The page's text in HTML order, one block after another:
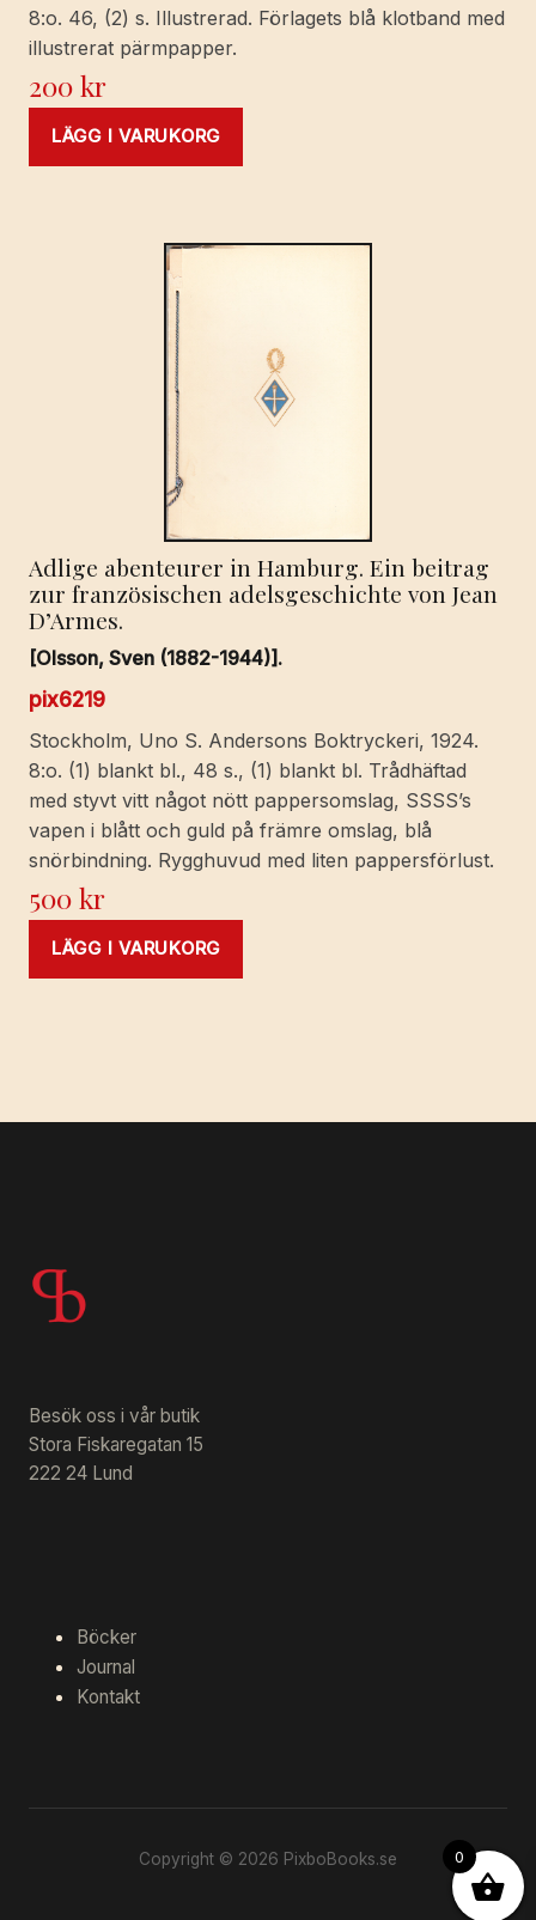
8:o. 46, (2) s. Illustrerad. Förlagets blå klotband med
illustrerat pärmpapper.
200kr
LÄGG I VARUKORG
Adlige abenteurer in Hamburg. Ein beitrag
zur französischen adelsgeschichte von Jean
D’Armes.
[Olsson, Sven (1882-1944)].
pix6219
Stockholm, Uno S. Andersons Boktryckeri, 1924.
8:o. (1) blankt bl., 48 s., (1) blankt bl. Trådhäftad
med styvt vitt något nött pappersomslag, SSSS’s
vapen i blått och guld på främre omslag, blå
snörbindning. Rygghuvud med liten pappersförlust.
500kr
LÄGG I VARUKORG
Besök oss i vår butik
Stora Fiskaregatan 15
222 24 Lund
Böcker
Journal
Kontakt
Copyright © 2026 PixboBooks.se 0